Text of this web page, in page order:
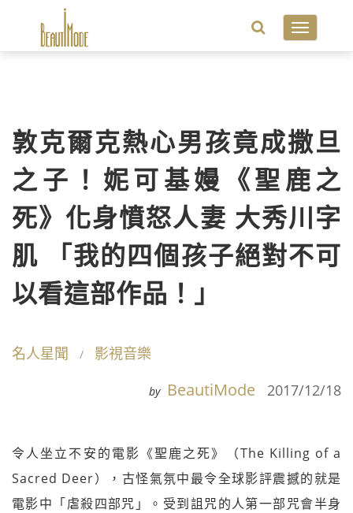
Toggle
敦克爾克熱心男孩竟成撒旦
之子！妮可基嫚《聖鹿之
死》化身憤怒人妻 大秀川字
肌 「我的四個孩子絕對不可
以看這部作品！」
名人星聞 影視音樂
by BeautiMode 2017/12/18
令人坐立不安的電影《聖鹿之死》（The Killing of a
Sacred Deer），古怪氣氛中最令全球影評震撼的就是
電影中「虐殺四部咒」。受到詛咒的人第一部咒會半身